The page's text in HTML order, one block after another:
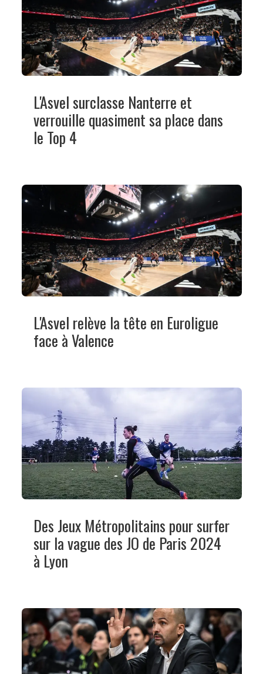
L'Asvel surclasse Nanterre et
verrouille quasiment sa place dans
le Top 4
L'Asvel relève la tête en Euroligue
face à Valence
Des Jeux Métropolitains pour surfer
sur la vague des JO de Paris 2024
à Lyon